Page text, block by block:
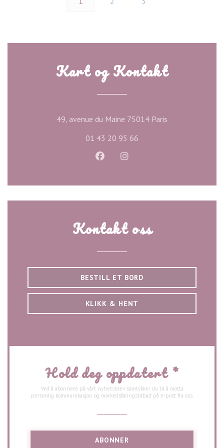
Kart og Kontakt
49, avenue du Maine 75014 Paris
01 43 20 95 66
Facebook ((åpner i et nytt
Instagram ((åpner i et
Kontakt oss
BESTILL ET BORD
KLIKK & HENT
Hold deg oppdatert *
Ved å abonnere på vårt nyhetsbrev samtykker du til å motta
personlig kommunikasjon og markedsføringstilbud på e-post fra oss.
ABONNER